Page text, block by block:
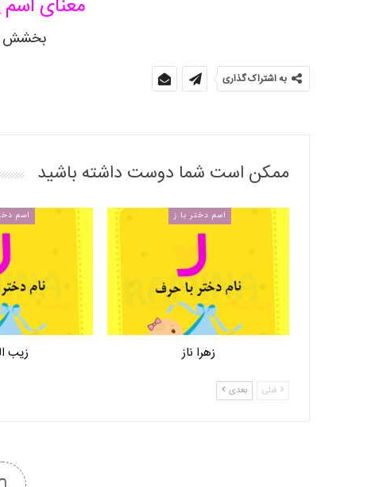
معنای اسم
بخشش
به اشتراک گذاری
ممکن است شما دوست داشته باشید
اسم دختر با ز
زهرا ناز
اسم
زیب
قبلی بعدی